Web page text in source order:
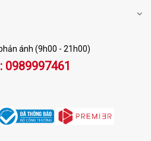
ánh (9h00 - 21h00)
0989997461